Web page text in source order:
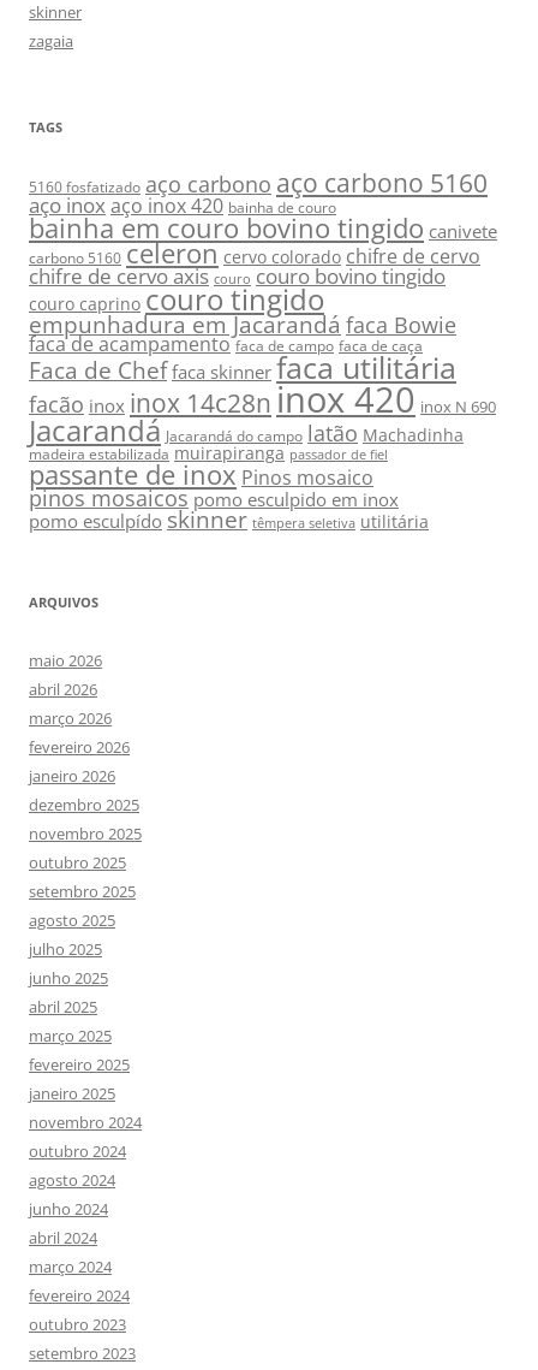
skinner
zagaia
TAGS
5160 fosfatizado aço carbono aço carbono 5160
aço inoxaço inox 420 bainha de couro
bainha em couro bovino tingido canivete
carbono 5160 celeron cervo colorado chifre de cervo
chifre de cervo axis couro couro bovino tingido
couro caprino couro tingido
empunhadura em Jacarandá faca Bowie
faca de acampamento faca de campo faca de caça
Faca de Chef faca skinner faca utilitária
facão inox inox 14c28ninox 420 inox N 690
Jacarandá Jacarandá do campo latão Machadinha
madeira estabilizada muirapiranga passador de fiel
passante de inox Pinos mosaico
pinos mosaicos pomo esculpido em inox
pomo esculpído skinner têmpera seletiva utilitária
ARQUIVOS
maio 2026
abril 2026
março 2026
fevereiro 2026
janeiro 2026
dezembro 2025
novembro 2025
outubro 2025
setembro 2025
agosto 2025
julho 2025
junho 2025
abril 2025
março 2025
fevereiro 2025
janeiro 2025
novembro 2024
outubro 2024
agosto 2024
junho 2024
abril 2024
março 2024
fevereiro 2024
outubro 2023
setembro 2023